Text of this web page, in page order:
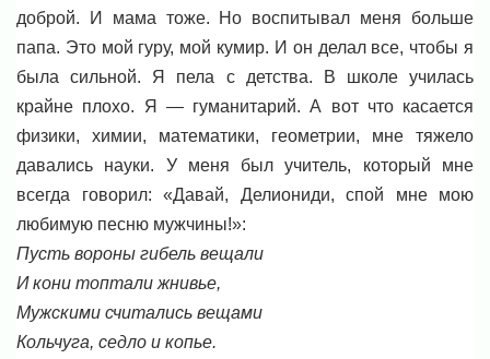
доброй. И мама тоже. Но воспитывал меня больше
папа. Это мой гуру, мой кумир. И он делал все, чтобы я
была сильной. Я пела с детства. В школе училась
крайне плохо. Я — гуманитарий. А вот что касается
физики, химии, математики, геометрии, мне тяжело
давались науки. У меня был учитель, который мне
всегда говорил: «Давай, Делиониди, спой мне мою
любимую песню мужчины!»:
Пусть вороны гибель вещали
И кони топтали жнивье,
Мужскими считались вещами
Кольчуга, седло и копье.